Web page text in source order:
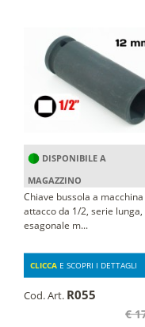
DISPONIBILE A
MAGAZZINO
Chiave bussola a
attacco da 1/2, serie lunga,
esagonale m...
CLICCA E SCOPRI I DETTAGLI
Cod. Art. R055
€